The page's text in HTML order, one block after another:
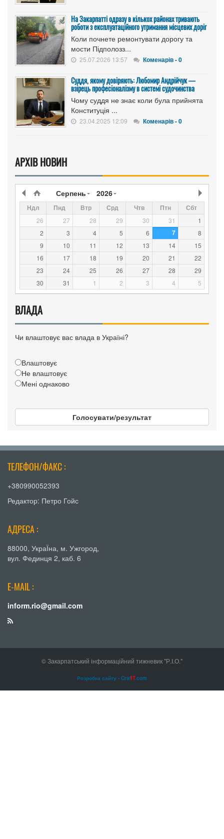
На Закарпатті одразу в кількох районах тривають
роботи з експлуатаційного утримання місцевих доріг
Коли почнете ремонтувати дорогу та
мости Підполозз...
25.07.2026 13:57 Коменарів - 0
Суддя, якому довіряють: Любомир Андрійчук —
взірець професіоналізму в системі судочинства
Чому суддя не знає коли була прийнята
Конституція ...
23.04.2025 12:09 Коменарів - 0
АРХІВ НОВИН
Серпень 2026
Ндл Пнд Втр Срд Чтв Птн Сбт
26 27 28 29 30 31
1
2
3 4 5 6 7
8
9
10 11 12 13 14
15
16
17 18 19 20 21
22
23
24 25 26 27 28
29
30
31 1 2 3 4 5
ВЛАДА
Чи влаштовує вас влада в Україні?
Влаштовує
Не влаштовує
Мені однаково
Голосувати/результат
ТЕЛЕФОН/ФАКС :
+380990052393
Редактор: Петро Гойс
АДРЕСА :
88000, УкраЇна, м. Ужгород,
вул. Фединця 2, каб. 6
E-MAIL :
inform.rio@gmail.com
© Закарпатський інформаційний тижневик "Р.І.О."
Розробка сайту - CrafIT.com